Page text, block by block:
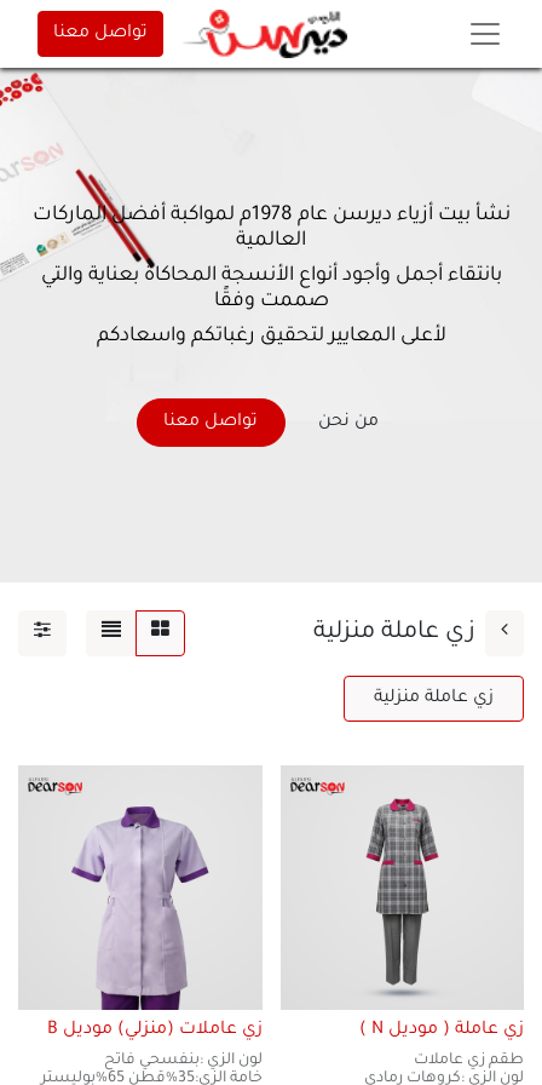
تواصل معنا
نشأ بيت أزياء ديرسن عام 1978م لمواكبة أفضل الماركات
العالمية
بانتقاء أجمل وأجود أنواع الأنسجة المحاكاة بعناية والتي
صممت وفقًا
لأعلى المعايير لتحقيق رغباتكم واسعادكم
من نحن تواصل معنا
زي عاملة منزلية
زي عاملة منزلية
زي عاملة ( موديل N )
طقم زي عاملات
لون الزي :كروهات رمادي
زي عاملات (منزلي) موديل B
لون الزي :بنفسحي فاتح
خامة الزي:35%قطن 65%بوليستر